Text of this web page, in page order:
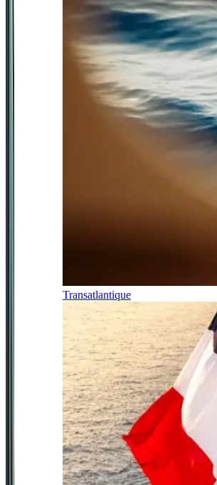
Transatlantique